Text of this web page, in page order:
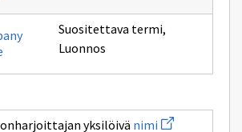
Suositettava termi,
Luonnos
yksilöivä nimi Avaa